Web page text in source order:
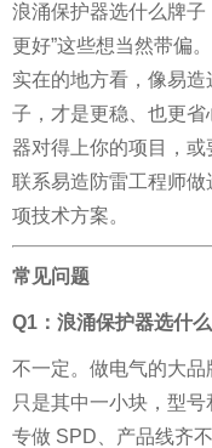
浪涌保护器选什么牌子
更好”这些想当然带偏
实在的地方看，像易
子，才是更稳、也更省
器对得上你的项目，
联系易造防雷工程师
项技术方案。
常见问题
Q1：浪涌保护器选什
不一定。做电气的大
只是其中一小块，型
专做 SPD、产品线齐